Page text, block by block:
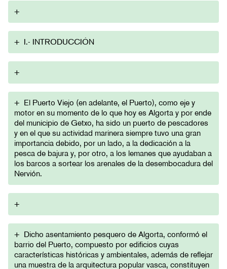
+
+ I.- INTRODUCCIÓN
+
+ El Puerto Viejo (en adelante, el Puerto), como eje y
motor en su momento de lo que hoy es Algorta y por ende
del municipio de Getxo, ha sido un puerto de pescadores
y en el que su actividad marinera siempre tuvo una gran
importancia debido, por un lado, a la dedicación a la
pesca de bajura y, por otro, a los lemanes que ayudaban a
los barcos a sortear los arenales de la desembocadura del
Nervión.
+
+ Dicho asentamiento pesquero de Algorta, conformó el
barrio del Puerto, compuesto por edificios cuyas
características históricas y ambientales, además de reflejar
una muestra de la arquitectura popular vasca, constituyen